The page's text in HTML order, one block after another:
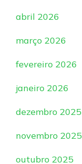
abril 2026
março 2026
fevereiro 2026
janeiro 2026
dezembro 2025
novembro 2025
outubro 2025